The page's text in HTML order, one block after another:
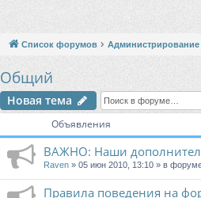
Список форумов Администрирование
Общий
Новая тема
Объявления
ВАЖНО: Наши
Raven » 05 июн 2010, 13:10 » в
Правила поведения на